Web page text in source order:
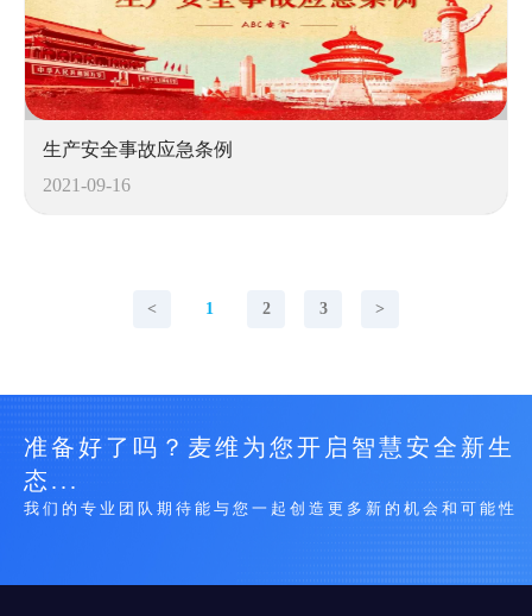
生产安全事故应急条例
2021-09-16
< 1 2 3 >
准备好了吗？麦维为您开启智慧安全新生
态...
我们的专业团队期待能与您一起创造更多新的机会和可能性